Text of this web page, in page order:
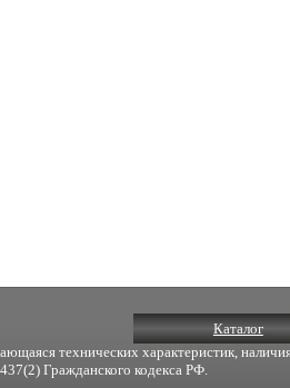
Каталог
технических характеристик,
Гражданского кодекса РФ.